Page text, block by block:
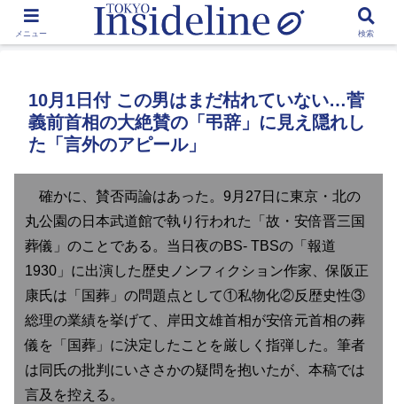
by Toshikawa Takao
10月1日付 この男はまだ枯れていない…菅
義前首相の大絶賛の「弔辞」に見え隠れし
た「言外のアピール」
確かに、賛否両論はあった。9月27日に東京・北の
丸公園の日本武道館で執り行われた「故・安倍晋三国
葬儀」のことである。当日夜のBS- TBSの「報道
1930」に出演した歴史ノンフィクション作家、保阪正
康氏は「国葬」の問題点として①私物化②反歴史性③
総理の業績を挙げて、岸田文雄首相が安倍元首相の葬
儀を「国葬」に決定したことを厳しく指弾した。筆者
は同氏の批判にいささかの疑問を抱いたが、本稿では
言及を控える。
メニュー 検索